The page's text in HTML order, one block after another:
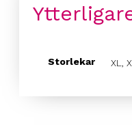
Storlekar XL,